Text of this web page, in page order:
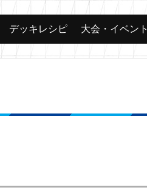
カード 大会
デッキレシピ 大会・イベント